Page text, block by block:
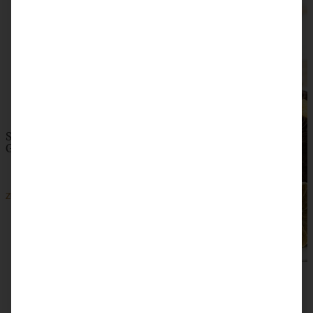
Schokoladen-Orangen-Torte mit Mandeln und Schoko-
Ganache
ZUM BEITRAG